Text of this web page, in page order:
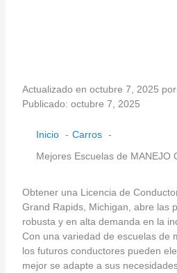
Actualizado en octubre 7, 2025
Publicado: octubre 7, 2025
Inicio
Carros
Mejores Escuelas de MANEJO
Obtener una Licencia de
Grand Rapids, Michigan, abre las
robusta y en alta demanda en la
Con una variedad de escuelas de
los futuros conductores pueden
mejor se adapte a sus